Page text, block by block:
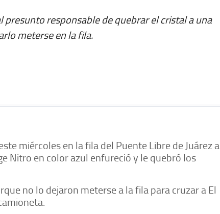
responsable de quebrar el cristal a una
meterse en la fila.
miércoles en la fila del Puente Libre de Juárez a
Nitro en color azul enfureció y le quebró los
no lo dejaron meterse a la fila para cruzar a El